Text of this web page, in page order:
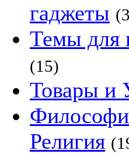
гаджеты
Темы для
(15)
Товары и
Религия